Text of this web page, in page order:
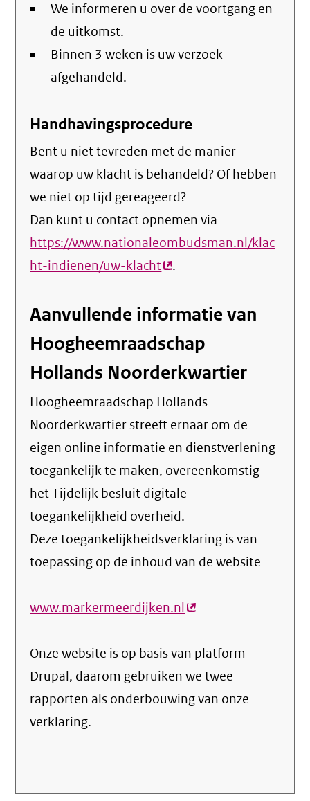
We informeren u over de voortgang en
de uitkomst.
Binnen 3 weken is uw verzoek
afgehandeld.
Handhavingsprocedure
Bent u niet tevreden met de manier
waarop uw klacht is behandeld? Of hebben
we niet op tijd gereageerd?
Dan kunt u contact opnemen via
https://www.nationaleombudsman.nl/klac
ht-indienen/uw-klacht(externe
.
Aanvullende informatie van
Hoogheemraadschap
Hollands Noorderkwartier
Hoogheemraadschap Hollands
Noorderkwartier streeft ernaar om de
eigen online informatie en dienstverlening
toegankelijk te maken, overeenkomstig
het Tijdelijk besluit digitale
toegankelijkheid overheid.
Deze toegankelijkheidsverklaring is van
toepassing op de inhoud van de website
www.markermeerdijken.nl(externe
Onze website is op basis van platform
Drupal, daarom gebruiken we twee
rapporten als onderbouwing van onze
verklaring.